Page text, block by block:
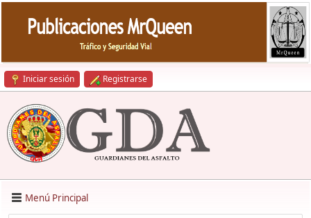
Iniciar sesión Registrarse
Menú Principal